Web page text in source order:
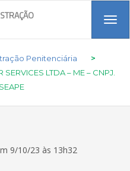
Penitenciária
>
SERVICES LTDA – ME – CNPJ.
9/10/23 às 13h32